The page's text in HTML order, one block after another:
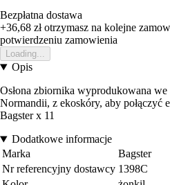
Bezpłatna dostawa
+36,68 złotrzymasz na kolejne
potwierdzeniu zamowienia
Loading...
Opis
Osłona zbiornika wyprodukowana
Normandii, z ekoskóry, aby połączyć
Bagster x 11
Dodatkowe informacje
Marka
Bagster
Nr referencyjny dostawcy 1398C